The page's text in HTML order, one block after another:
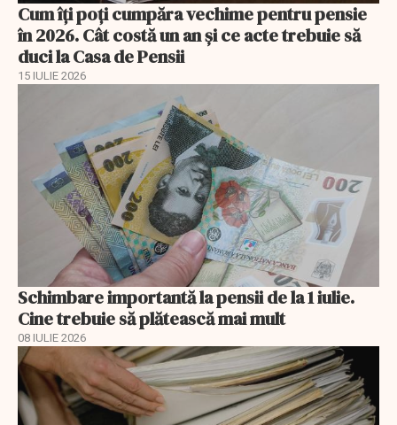
Cum îți poți cumpăra vechime pentru pensie
în 2026. Cât costă un an și ce acte trebuie să
duci la Casa de Pensii
15 IULIE 2026
Schimbare importantă la pensii de la 1 iulie.
Cine trebuie să plătească mai mult
08 IULIE 2026